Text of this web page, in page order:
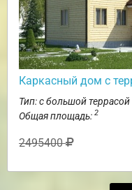
Каркасный дом с
Тип: с большой террасой
Общая площадь: 2
2495400